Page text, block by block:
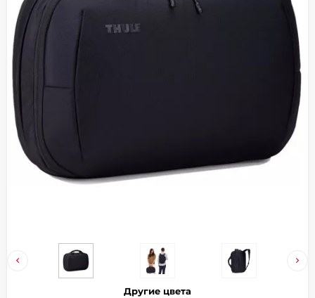
Другие цвета
График платежей
в корзину
Получайте товар
выбранный способом